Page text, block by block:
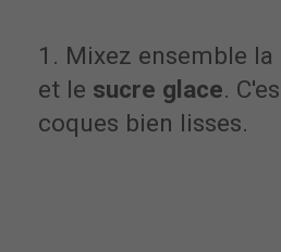
1. Mixez ensemble la
et le sucre glace.
coques bien lisses.